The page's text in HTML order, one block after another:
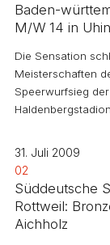
Baden-
M/W 14 in
Die Sensation
Meisterschaften
Speerwurfsieg
31. Juli 2009
02
Süddeutsche
Rottweil:
Aichholz